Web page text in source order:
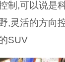
制,可以说是
,灵活的方向
SUV